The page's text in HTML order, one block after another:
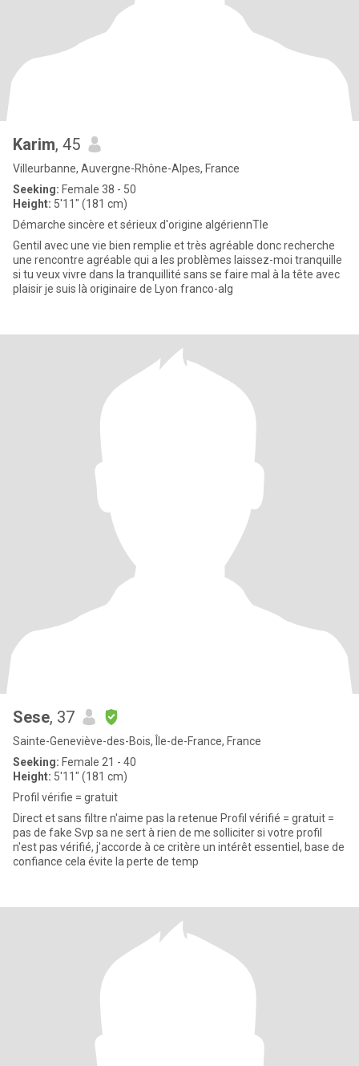
Karim, 45
Villeurbanne, Auvergne-Rhône-Alpes, France
Seeking: Female 38 - 50
Height: 5'11" (181 cm)
Démarche sincère et sérieux d'origine algériennTle
Gentil avec une vie bien remplie et très agréable donc recherche
une rencontre agréable qui a les problèmes laissez-moi tranquille
si tu veux vivre dans la tranquillité sans se faire mal à la tête avec
plaisir je suis là originaire de Lyon franco-alg
Sese, 37
Sainte-Geneviève-des-Bois, Île-de-France, France
Seeking: Female 21 - 40
Height: 5'11" (181 cm)
Profil vérifie = gratuit
Direct et sans filtre n'aime pas la retenue Profil vérifié = gratuit =
pas de fake Svp sa ne sert à rien de me solliciter si votre profil
n'est pas vérifié, j'accorde à ce critère un intérêt essentiel, base de
confiance cela évite la perte de temp